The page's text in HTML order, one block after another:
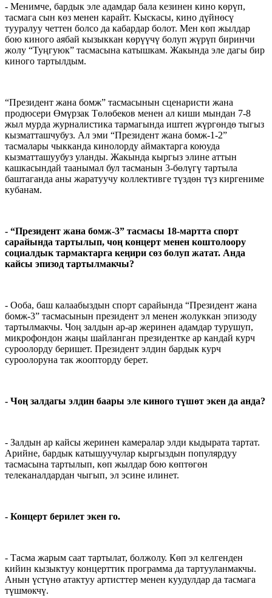
- Менимче, бардык эле адамдар бала кезинен кино көрүп,
тасмага сын көз менен карайт. Кыскасы, кино дүйнөсү
тууралуу четтен болсо да кабардар болот. Мен көп жылдар
бою киного аябай кызыккан көрүүчү болуп жүрүп биринчи
жолу “Туңгуюк” тасмасына катышкам. Жакында эле дагы бир
киного тартылдым.
“Президент жана бомж” тасмасынын сценаристи жана
продюсери Өмүрзак Төлөбеков менен ал киши мындан 7-8
жыл мурда журналистика тармагында иштеп жүргөндө тыгыз
кызматташчубуз. Ал эми “Президент жана бомж-1-2”
тасмалары чыкканда кинолорду аймактарга коюуда
кызматташуубуз уланды. Жакында кыргыз элине аттын
кашкасындай таанымал бул тасманын 3-бөлүгү тартыла
баштаганда аны жаратуучу коллективге түздөн түз киргениме
кубанам.
- “Президент жана бомж-3” тасмасы 18-мартта спорт
сарайында тартылып, чоң концерт менен коштолоору
социалдык тармактарга кеңири сөз болуп жатат. Анда
кайсы эпизод тартылмакчы?
- Ооба, баш калаабыздын спорт сарайында “Президент жана
бомж-3” тасмасынын президент эл менен жолуккан эпизоду
тартылмакчы. Чоң залдын ар-ар жеринен адамдар турушуп,
микрофондон жаңы шайланган президентке ар кандай курч
суроолорду беришет. Президент элдин бардык курч
суроолоруна так жоопторду берет.
- Чоң залдагы элдин баары эле киного түшөт экен да анда?
- Залдын ар кайсы жеринен камералар элди кыдырата тартат.
Арийне, бардык катышуучулар кыргыздын популярдуу
тасмасына тартылып, көп жылдар бою көптөгөн
телеканалдардан чыгып, эл эсине илинет.
- Концерт берилет экен го.
- Тасма жарым саат тартылат, болжолу. Көп эл келгенден
кийин кызыктуу концерттик программа да тартууланмакчы.
Анын үстүнө атактуу артисттер менен куудулдар да тасмага
түшмөкчү.